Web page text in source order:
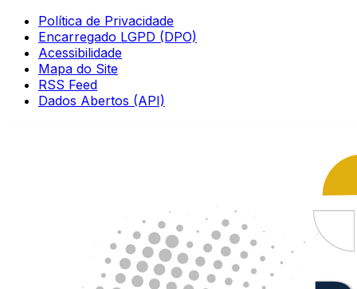
Política de Privacidade
Encarregado LGPD (DPO)
Acessibilidade
Mapa do Site
RSS Feed
Dados Abertos (API)